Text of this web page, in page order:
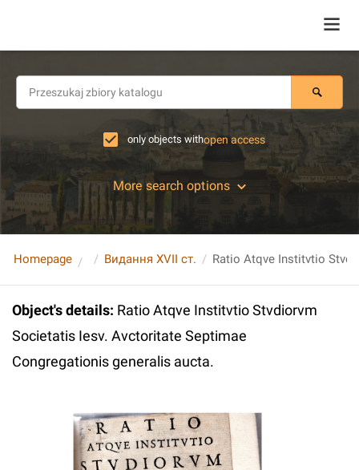
only objects withopen access
More search options
Homepage Видання XVII ст.
Object's details: Ratio Atqve Institvtio Stvdiorvm
Societatis Iesv. Avctoritate Septimae
Congregationis generalis aucta.